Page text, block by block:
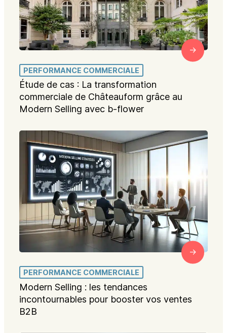
PERFORMANCE COMMERCIALE
Étude de cas : La transformation
commerciale de Châteauform grâce au
Modern Selling avec b-flower
PERFORMANCE COMMERCIALE
Modern Selling : les tendances
incontournables pour booster vos ventes
B2B